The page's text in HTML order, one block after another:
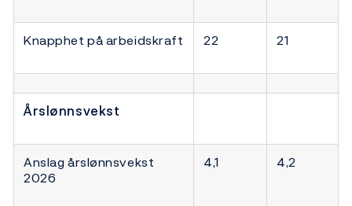
Knapphet på arbeidskraft 22 21
Årslønnsvekst
Anslag årslønnsvekst
2026
4,1 4,2